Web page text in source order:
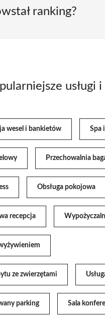
ranking?
usługi
wesel i bankietów Spa
Przechowalnia
Obsługa pokojowa
recepcja
ze zwierzętami
parking Sala